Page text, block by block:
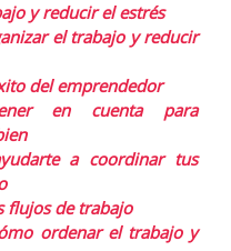
y reducir el estrés
el trabajo y reducir
del emprendedor
en cuenta para
a coordinar tus
flujos de trabajo
ordenar el trabajo y